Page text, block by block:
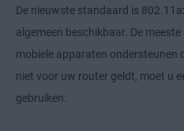
De nieuwste standaard is
algemeen beschikbaar. De
mobiele apparaten ondersteunen
niet voor uw router geldt, moet u
gebruiken.